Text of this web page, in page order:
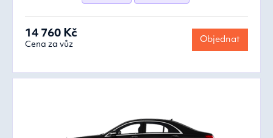
14 760 Kč
Cena za vůz
Objednat